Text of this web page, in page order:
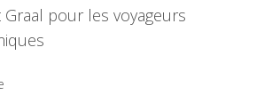
Graal pour les voyageurs